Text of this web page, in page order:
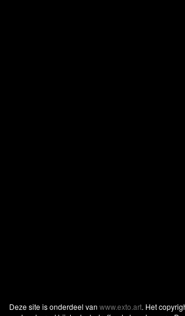
Deze site is onderdeel van www.exto.art. Het